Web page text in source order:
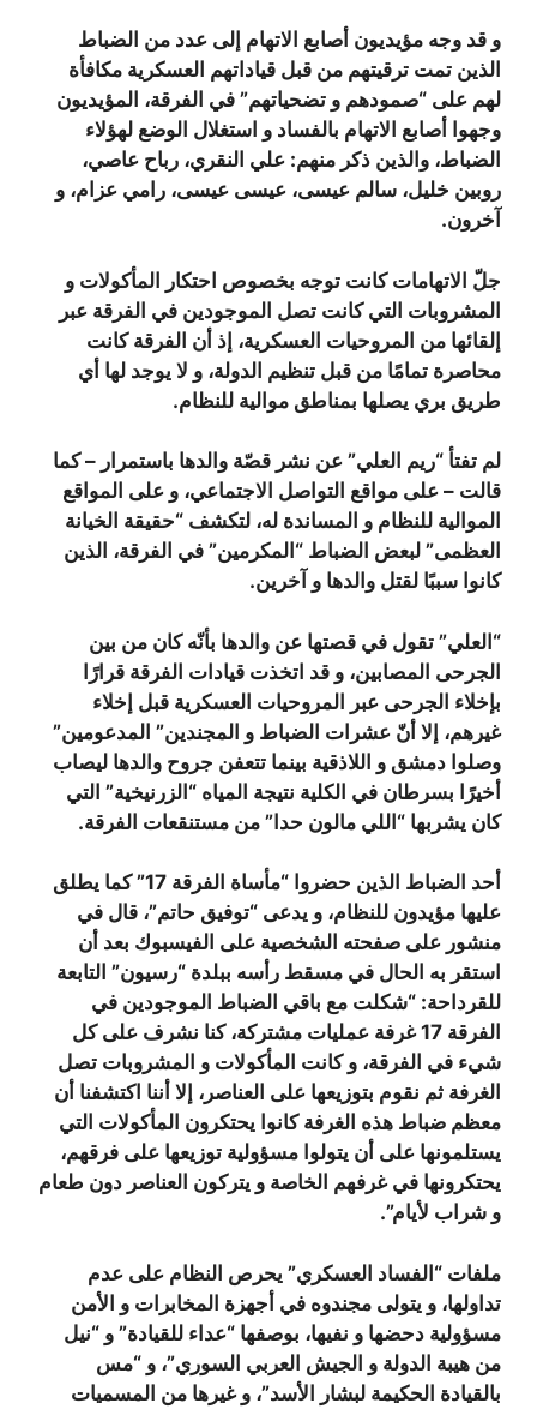
و قد وجه مؤيديون أصابع الاتهام إلى عدد من الضباط
الذين تمت ترقيتهم من قبل قياداتهم العسكرية مكافأة
لهم على “صمودهم و تضحياتهم” في الفرقة، المؤيديون
وجهوا أصابع الاتهام بالفساد و استغلال الوضع لهؤلاء
الضباط، والذين ذكر منهم: علي النقري، رباح عاصي،
روبين خليل، سالم عيسى، عيسى عيسى، رامي عزام، و
آخرون.
جلّ الاتهامات كانت توجه بخصوص احتكار المأكولات و
المشروبات التي كانت تصل الموجودين في الفرقة عبر
إلقائها من المروحيات العسكرية، إذ أن الفرقة كانت
محاصرة تمامًا من قبل تنظيم الدولة، و لا يوجد لها أي
طريق بري يصلها بمناطق موالية للنظام.
لم تفتأ “ريم العلي” عن نشر قصّة والدها باستمرار – كما
قالت – على مواقع التواصل الاجتماعي، و على المواقع
الموالية للنظام و المساندة له، لتكشف “حقيقة الخيانة
العظمى” لبعض الضباط “المكرمين” في الفرقة، الذين
كانوا سببًا لقتل والدها و آخرين.
“العلي” تقول في قصتها عن والدها بأنّه كان من بين
الجرحى المصابين، و قد اتخذت قيادات الفرقة قرارًا
بإخلاء الجرحى عبر المروحيات العسكرية قبل إخلاء
غيرهم، إلا أنّ عشرات الضباط و المجندين” المدعومين”
وصلوا دمشق و اللاذقية بينما تتعفن جروح والدها ليصاب
أخيرًا بسرطان في الكلية نتيجة المياه “الزرنيخية” التي
كان يشربها “اللي مالون حدا” من مستنقعات الفرقة.
أحد الضباط الذين حضروا “مأساة الفرقة 17” كما يطلق
عليها مؤيدون للنظام، و يدعى “توفيق حاتم”، قال في
منشور على صفحته الشخصية على الفيسبوك بعد أن
استقر به الحال في مسقط رأسه ببلدة “رسيون” التابعة
للقرداحة: “شكلت مع باقي الضباط الموجودين في
الفرقة 17 غرفة عمليات مشتركة، كنا نشرف على كل
شيء في الفرقة، و كانت المأكولات و المشروبات تصل
الغرفة ثم نقوم بتوزيعها على العناصر، إلا أننا اكتشفنا أن
معظم ضباط هذه الغرفة كانوا يحتكرون المأكولات التي
يستلمونها على أن يتولوا مسؤولية توزيعها على فرقهم،
يحتكرونها في غرفهم الخاصة و يتركون العناصر دون طعام
و شراب لأيام”.
ملفات “الفساد العسكري” يحرص النظام على عدم
تداولها، و يتولى مجندوه في أجهزة المخابرات و الأمن
مسؤولية دحضها و نفيها، بوصفها “عداء للقيادة” و “نيل
من هيبة الدولة و الجيش العربي السوري”، و “مس
بالقيادة الحكيمة لبشار الأسد”، و غيرها من المسميات